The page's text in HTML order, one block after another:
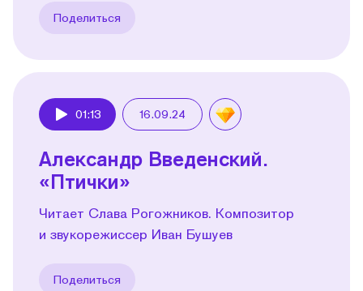
Поделиться
01:13 16.09.24
Александр Введенский.
«Птички»
Читает Слава Рогожников. Композитор
и звукорежиссер Иван Бушуев
Поделиться